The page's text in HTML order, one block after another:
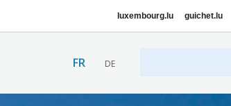
luxembourg.lu guichet.lu
FR DE